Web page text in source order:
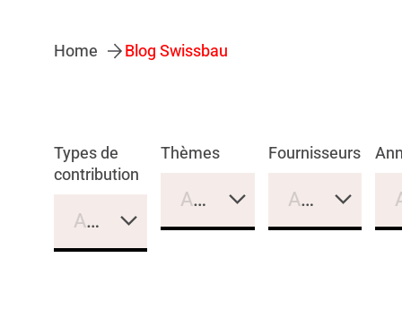
Home Blog Swissbau
Types de
contribution
Aucune sélection
Thèmes
Aucune sélection
Fournisseurs
Aucune